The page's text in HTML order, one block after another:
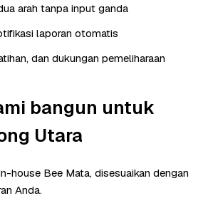
arah tanpa input ganda
laporan otomatis
dan dukungan pemeliharaan
bangun untuk
Utara
house Bee Mata, disesuaikan dengan
Anda.